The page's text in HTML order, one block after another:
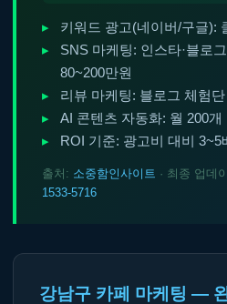
키워드 광고(네이버/구글):
SNS 마케팅: 인스타·블로
80~200만원
리뷰 마케팅: 블로그 체험
AI 콘텐츠 자동화: 월 200
ROI 기준: 광고비 대비 3~5
출처: 소중함인사이트 · 최종 업데
1533-5716
강남구 카페 마케팅 —